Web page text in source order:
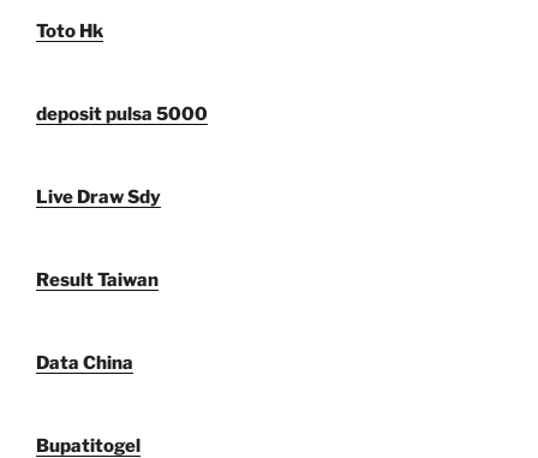
Toto Hk
deposit pulsa 5000
Live Draw Sdy
Result Taiwan
Data China
Bupatitogel